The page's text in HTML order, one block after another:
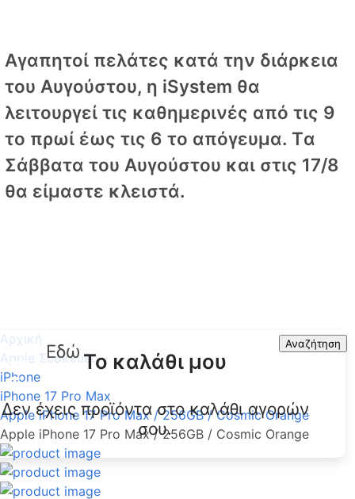
Αγαπητοί πελάτες κατά την διάρκεια
του Αυγούστου, η iSystem θα
λειτουργεί τις καθημερινές από τις 9
το πρωί έως τις 6 το απόγευμα. Tα
Σάββατα του Αυγούστου και στις 17/8
θα είμαστε κλειστά.
Αναζήτηση
Το καλάθι μου
Δεν έχεις προϊόντα στο καλάθι αγορών
σου.
Αρχική
Apple Συσκευές
iPhone
iPhone 17 Pro Max
Apple iPhone 17 Pro Max / 256GB / Cosmic Orange
Apple iPhone 17 Pro Max / 256GB / Cosmic Orange